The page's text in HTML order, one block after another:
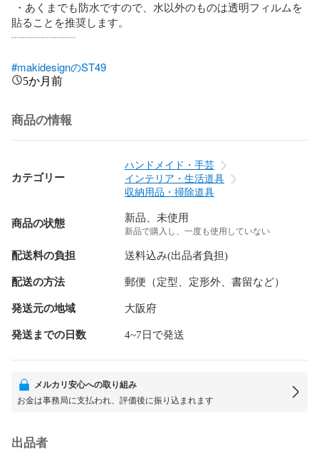
貼ることを推奨します。
┈┈┈┈┈┈
#makidesignのST49
5か月前
商品の情報
カテゴリー
ハンドメイド・手芸
インテリア・生活道具
収納用品・掃除道具
商品の状態 新品、未使用
新品で購入し、一度も使用していない
配送料の負担 送料込み(出品者負担)
配送の方法 郵便（定型、定形外、書留など）
発送元の地域 大阪府
発送までの日数 4~7日で発送
メルカリ安心への取り組み
お金は事務局に支払われ、評価後に振り込まれます
出品者